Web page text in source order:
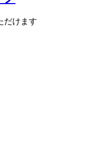
だけます